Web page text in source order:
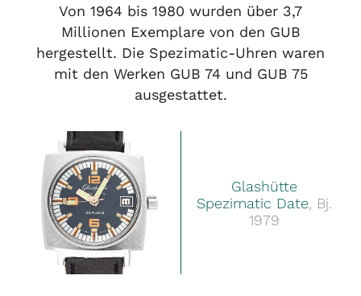
Von 1964 bis 1980 wurden über 3,7
Millionen Exemplare von den GUB
hergestellt. Die Spezimatic-Uhren waren
mit den Werken GUB 74 und GUB 75
ausgestattet.
Glashütte
Spezimatic Date, Bj.
1979